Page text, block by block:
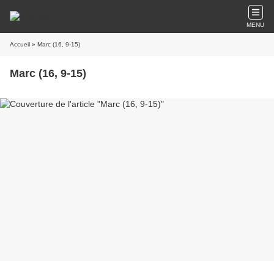
MENU
Accueil » Marc (16, 9-15)
Marc (16, 9-15)